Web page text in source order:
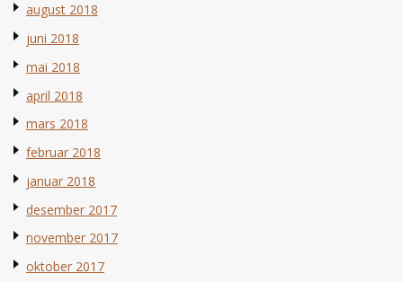
august 2018
juni 2018
mai 2018
april 2018
mars 2018
februar 2018
januar 2018
desember 2017
november 2017
oktober 2017